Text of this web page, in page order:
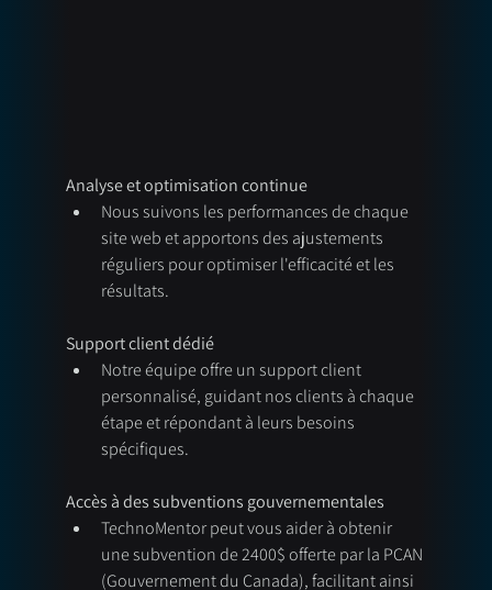
Analyse et optimisation continue
Nous suivons les performances de chaque
site web et apportons des ajustements
réguliers pour optimiser l'efficacité et les
résultats.
Support client dédié
Notre équipe offre un support client
personnalisé, guidant nos clients à chaque
étape et répondant à leurs besoins
spécifiques.
Accès à des subventions gouvernementales
TechnoMentor peut vous aider à obtenir
une subvention de 2400$ offerte par la PCAN
(Gouvernement du Canada), facilitant ainsi